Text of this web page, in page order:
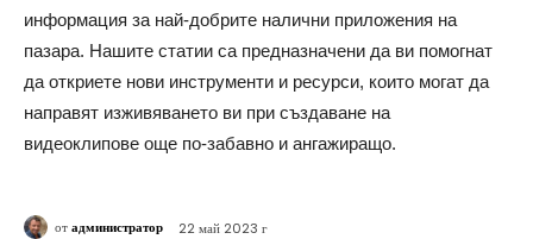
информация за най-добрите налични приложения на
пазара. Нашите статии са предназначени да ви помогнат
да откриете нови инструменти и ресурси, които могат да
направят изживяването ви при създаване на
видеоклипове още по-забавно и ангажиращо.
отадминистратор 22 май 2023 г